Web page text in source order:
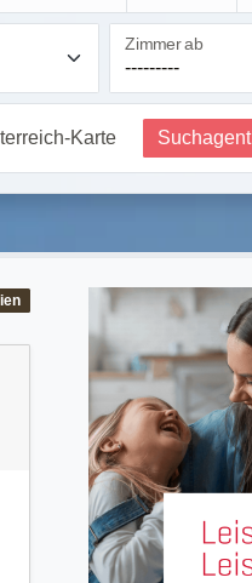
Zimmer ab
Karte Suchagent